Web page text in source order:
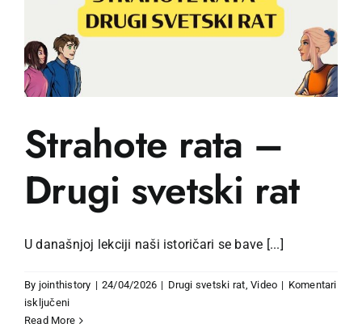
Strahote rata –
Drugi svetski rat
U današnjoj lekciji naši istoričari se bave [...]
By jointhistory | 24/04/2026 | Drugi svetski rat,Video | Komentari
isključeniza
Strahote
Read More